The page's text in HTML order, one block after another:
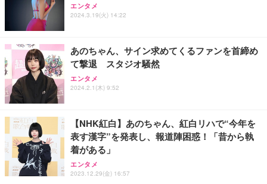
エンタメ
2024.3.19(火) 14:22
あのちゃん、サイン求めてくるファンを首締め
て撃退 スタジオ騒然
エンタメ
2024.2.1(木) 9:52
【NHK紅白】あのちゃん、紅白リハで“今年を
表す漢字”を発表し、報道陣困惑！「昔から執
着がある」
エンタメ
2023.12.29(金) 16:57